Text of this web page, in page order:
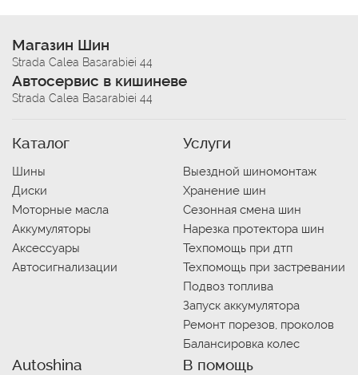
Магазин Шин
Strada Calea Basarabiei 44
Автосервис в кишиневе
Strada Calea Basarabiei 44
Каталог
Шины
Диски
Моторные масла
Аккумуляторы
Аксессуары
Автосигнализации
Услуги
Выездной шиномонтаж
Хранение шин
Сезонная смена шин
Нарезка протектора шин
Техпомощь при дтп
Техпомощь при застревании
Подвоз топлива
Запуск аккумулятора
Ремонт порезов, проколов
Балансировка колес
Autoshina В помощь